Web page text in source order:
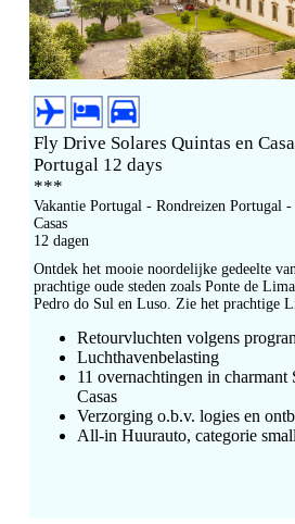
Fly Drive Solares Quintas en
Portugal 12 days
***
Vakantie Portugal - Rondreizen Portugal
Casas
12 dagen
Ontdek het mooie noordelijke gedeelte
prachtige oude steden zoals Ponte de
Pedro do Sul en Luso. Zie het prachtige
Retourvluchten volgens
Luchthavenbelasting
11 overnachtingen in charmant
Casas
Verzorging o.b.v. logies en
All-in Huurauto, categorie small